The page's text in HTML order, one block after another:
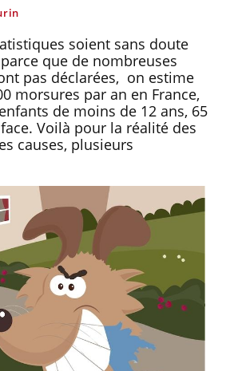
soient sans doute
que de nombreuses
pas déclarées, on estime
morsures par an en France,
de moins de 12 ans, 65
Voilà pour la réalité des
causes, plusieurs